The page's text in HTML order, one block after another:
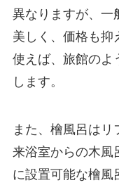
異なりますが、一
美しく、価格も抑
使えば、旅館のよ
します。
また、檜風呂は
来浴室からの木風
に設置可能な檜風